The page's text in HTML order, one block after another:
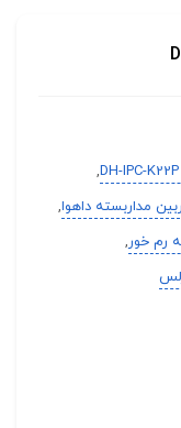
,
مداربسته داهوا,
رم خور,